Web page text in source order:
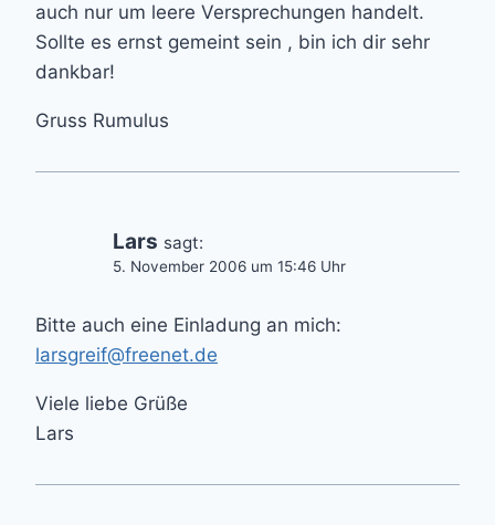
auch nur um leere Versprechungen handelt.
Sollte es ernst gemeint sein , bin ich dir sehr
dankbar!
Gruss Rumulus
Lars sagt:
5. November 2006 um 15:46 Uhr
Bitte auch eine Einladung an mich:
larsgreif@freenet.de
Viele liebe Grüße
Lars